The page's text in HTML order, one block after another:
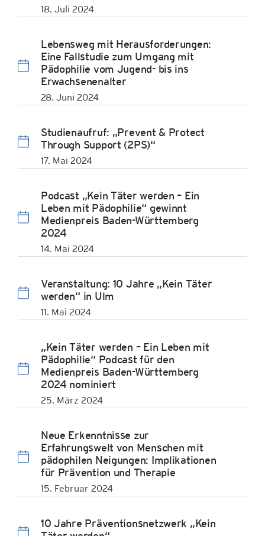
18. Juli 2024
Lebensweg mit Herausforderungen:
Eine Fallstudie zum Umgang mit
Pädophilie vom Jugend- bis ins
Erwachsenenalter
28. Juni 2024
Studienaufruf: „Prevent & Protect
Through Support (2PS)“
17. Mai 2024
Podcast „Kein Täter werden – Ein
Leben mit Pädophilie“ gewinnt
Medienpreis Baden-Württemberg
2024
14. Mai 2024
Veranstaltung: 10 Jahre „Kein Täter
werden“ in Ulm
11. Mai 2024
„Kein Täter werden – Ein Leben mit
Pädophilie“ Podcast für den
Medienpreis Baden-Württemberg
2024 nominiert
25. März 2024
Neue Erkenntnisse zur
Erfahrungswelt von Menschen mit
pädophilen Neigungen: Implikationen
für Prävention und Therapie
15. Februar 2024
10 Jahre Präventionsnetzwerk „Kein